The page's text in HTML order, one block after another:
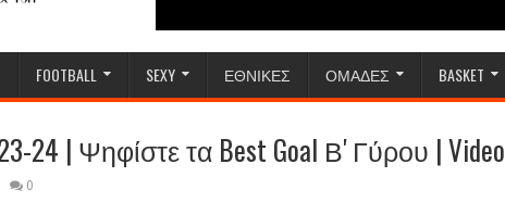
FOOTBALL SEXY ΕΘΝΙΚΕΣ ΟΜΑΔΕΣ BASKET
24 | Ψηφίστε τα Best Goal Β' Γύρου | Video
0